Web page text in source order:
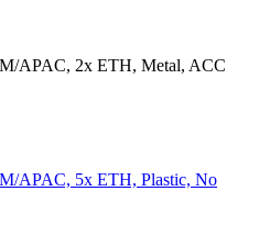
APAC, 2x ETH, Metal, ACC
APAC, 5x ETH, Plastic, No